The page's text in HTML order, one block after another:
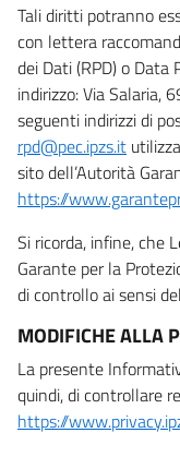
Tali diritti potranno
con lettera
dei Dati (RPD) o Data
indirizzo: Via Salaria,
seguenti indirizzi di
rpd@pec.ipzs.it
sito dell’Autorità
https://
Si ricorda, infine, che
Garante per la
di controllo ai sensi
MODIFICHE ALLA
La presente
quindi, di controllare
https://